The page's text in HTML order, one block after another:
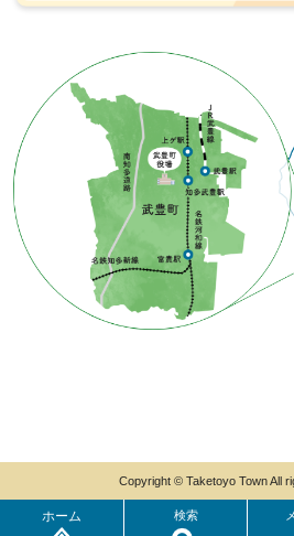
ホーム 検索
Copyright © Taketoyo Town All